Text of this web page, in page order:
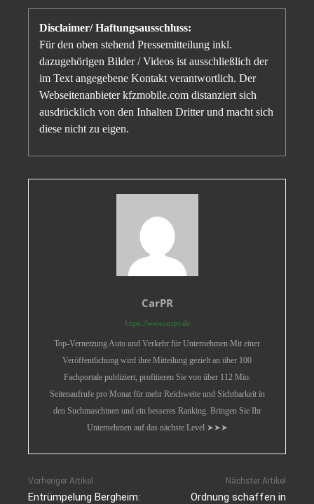
Disclaimer/ Haftungsausschluss:
Für den oben stehend Pressemitteilung inkl.
dazugehörigen Bilder / Videos ist ausschließlich der
im Text angegebene Kontakt verantwortlich. Der
Webseitenanbieter kfzmobile.com distanziert sich
ausdrücklich von den Inhalten Dritter und macht sich
diese nicht zu eigen.
CarPR
https://www.carpr.de
Top-Vernetzung Auto und Verkehr für Unternehmen Mit einer
Veröffentlichung wird ihre Mitteilung gezielt an über 100
Fachportale publiziert, profitieren Sie von über 112 Mio.
Seitenaufrufe pro Monat für mehr Reichweite und Sichtbarkeit in
den Suchmaschinen und ein besseres Ranking. Bringen Sie Ihr
Unternehmen auf das nächste Level ➤➤➤
Vorheriger Artikel
Entrümpelung Bergheim:
Nächster Artikel
Ordnung schaffen in